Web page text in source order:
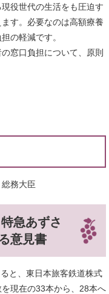
役世代の生活をも圧迫す
す。必要なのは高額療養
の軽減です。
窓口負担について、原則
務大臣
急あずさ
意見書
と、東日本旅客鉄道株式
現在の33本から、28本へ